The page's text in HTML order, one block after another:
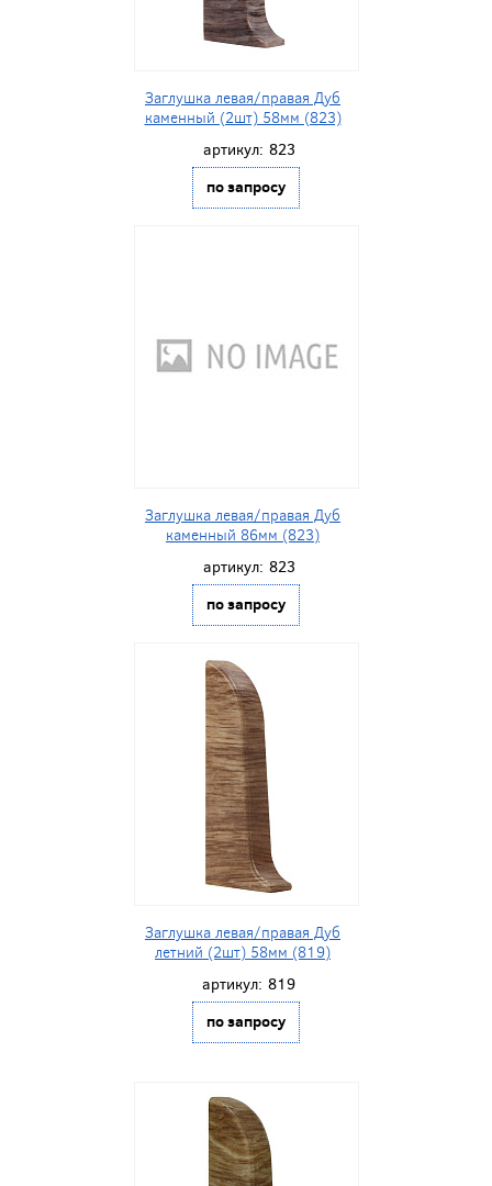
Заглушка левая/правая Дуб
каменный (2шт) 58мм (823)
артикул: 823
по запросу
Заглушка левая/правая Дуб
каменный 86мм (823)
артикул: 823
по запросу
Заглушка левая/правая Дуб
летний (2шт) 58мм (819)
артикул: 819
по запросу